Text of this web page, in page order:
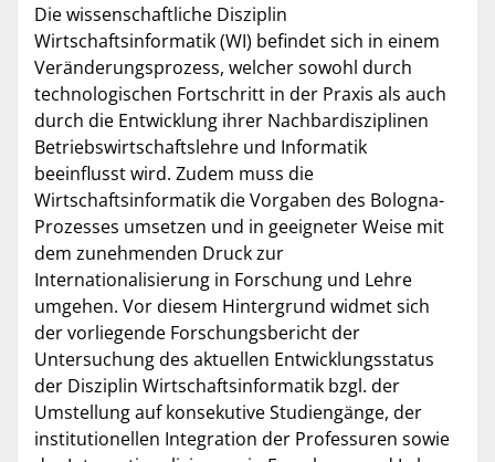
Die wissenschaftliche Disziplin
Wirtschaftsinformatik (WI) befindet sich in einem
Veränderungsprozess, welcher sowohl durch
technologischen Fortschritt in der Praxis als auch
durch die Entwicklung ihrer Nachbardisziplinen
Betriebswirtschaftslehre und Informatik
beeinflusst wird. Zudem muss die
Wirtschaftsinformatik die Vorgaben des Bologna-
Prozesses umsetzen und in geeigneter Weise mit
dem zunehmenden Druck zur
Internationalisierung in Forschung und Lehre
umgehen. Vor diesem Hintergrund widmet sich
der vorliegende Forschungsbericht der
Untersuchung des aktuellen Entwicklungsstatus
der Disziplin Wirtschaftsinformatik bzgl. der
Umstellung auf konsekutive Studiengänge, der
institutionellen Integration der Professuren sowie